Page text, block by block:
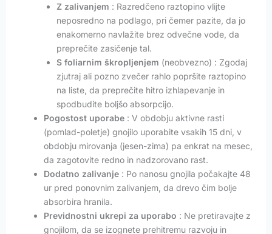
Z zalivanjem : Razredčeno raztopino vlijte
neposredno na podlago, pri čemer pazite, da jo
enakomerno navlažite brez odvečne vode, da
preprečite zasičenje tal.
S foliarnim škropljenjem (neobvezno) : Zgodaj
zjutraj ali pozno zvečer rahlo popršite raztopino
na liste, da preprečite hitro izhlapevanje in
spodbudite boljšo absorpcijo.
Pogostost uporabe : V obdobju aktivne rasti
(pomlad-poletje) gnojilo uporabite vsakih 15 dni, v
obdobju mirovanja (jesen-zima) pa enkrat na mesec,
da zagotovite redno in nadzorovano rast.
Dodatno zalivanje : Po nanosu gnojila počakajte 48
ur pred ponovnim zalivanjem, da drevo čim bolje
absorbira hranila.
Previdnostni ukrepi za uporabo : Ne pretiravajte z
gnojilom, da se izognete prehitremu razvoju in